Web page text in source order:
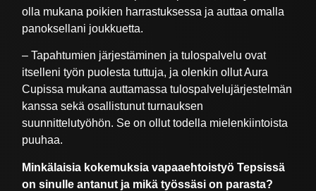
olla mukana poikien harrastuksessa ja auttaa omalla
panoksellani joukkuetta.
– Tapahtumien järjestäminen ja tulospalvelu ovat
itselleni työn puolesta tuttuja, ja olenkin ollut Aura
Cupissa mukana auttamassa tulospalvelujärjestelmän
kanssa sekä osallistunut turnauksen
suunnittelutyöhön. Se on ollut todella mielenkiintoista
puuhaa.
Minkälaisia kokemuksia vapaaehtoistyö Tepsissä
on sinulle antanut ja mikä työssäsi on parasta?